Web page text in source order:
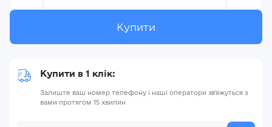
Купити
Купити в 1 клік:
Залиште ваш номер телефону і наші оператори зв'яжуться з
вами протягом 15 хвилин